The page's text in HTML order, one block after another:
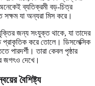
ব্যতিক্রমী বড়-চিত্র
সক্ষম যা অন্যরা মিস করে।
জন্য সংযুক্ত থাকে, যা তাদের
করে তোলে। ডিসলেক্সিক
পারদর্শী। তারা কেবল পৃষ্ঠার
জগৎও দেখে।
বৈশিষ্ট্য